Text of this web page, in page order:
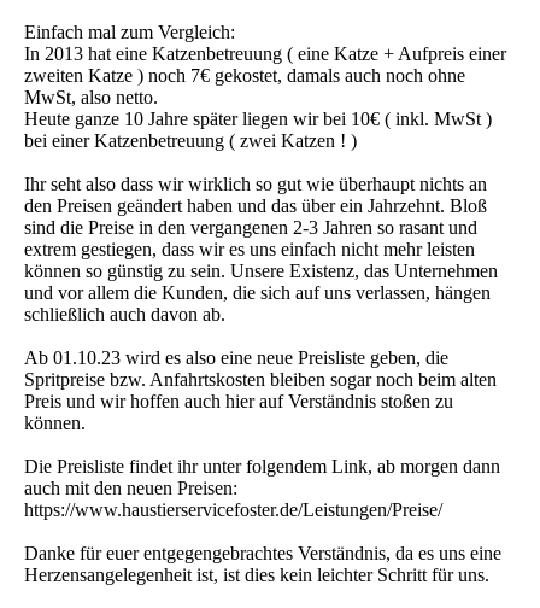
Einfach mal zum Vergleich:
In 2013 hat eine Katzenbetreuung ( eine Katze + Aufpreis einer
zweiten Katze ) noch 7€ gekostet, damals auch noch ohne
MwSt, also netto.
Heute ganze 10 Jahre später liegen wir bei 10€ ( inkl. MwSt )
bei einer Katzenbetreuung ( zwei Katzen ! )
Ihr seht also dass wir wirklich so gut wie überhaupt nichts an
den Preisen geändert haben und das über ein Jahrzehnt. Bloß
sind die Preise in den vergangenen 2-3 Jahren so rasant und
extrem gestiegen, dass wir es uns einfach nicht mehr leisten
können so günstig zu sein. Unsere Existenz, das Unternehmen
und vor allem die Kunden, die sich auf uns verlassen, hängen
schließlich auch davon ab.
Ab 01.10.23 wird es also eine neue Preisliste geben, die
Spritpreise bzw. Anfahrtskosten bleiben sogar noch beim alten
Preis und wir hoffen auch hier auf Verständnis stoßen zu
können.
Die Preisliste findet ihr unter folgendem Link, ab morgen dann
auch mit den neuen Preisen:
https://www.haustierservicefoster.de/Leistungen/Preise/
Danke für euer entgegengebrachtes Verständnis, da es uns eine
Herzensangelegenheit ist, ist dies kein leichter Schritt für uns.